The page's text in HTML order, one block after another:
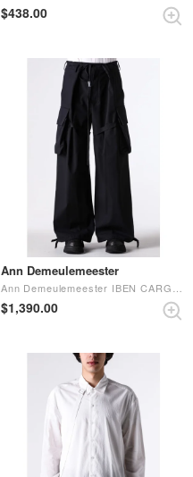
$‌438.00
Ann Demeulemeester
Ann Demeulemeester IBEN CARGO PANTS (Black)
$‌1,390.00